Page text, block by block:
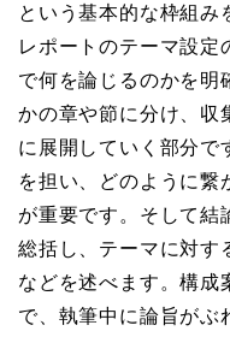
という基本的な枠組み
レポートのテーマ設定
で何を論じるのかを明
かの章や節に分け、収
に展開していく部分で
を担い、どのように繋
が重要です。そして結
総括し、テーマに対す
などを述べます。構成
で、執筆中に論旨がぶ